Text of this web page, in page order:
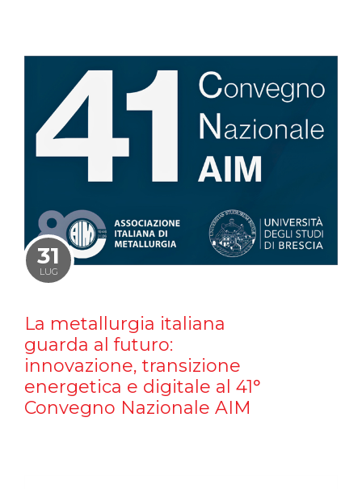
31
LUG
La metallurgia italiana
guarda al futuro:
innovazione, transizione
energetica e digitale al 41°
Convegno Nazionale AIM